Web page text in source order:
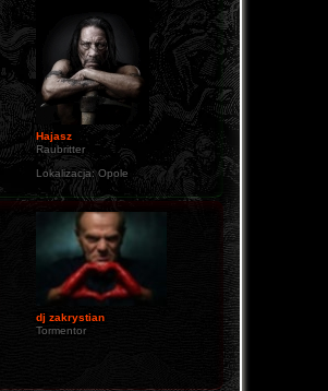
Hajasz
Raubritter
Lokalizacja:Opole
dj zakrystian
Tormentor